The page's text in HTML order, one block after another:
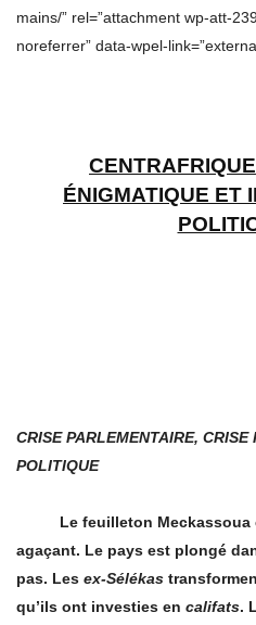
mains/” rel=”attachment wp-att-
noreferrer” data-wpel-
CENTRAFRIQUE
ÉNIGMATIQUE ET
CRISE PARLEMENTAIRE,
POLITIQUE
Le feuilleton Meckassoua
agaçant. Le pays est plongé
pas. Les ex-Sélékas
qu’ils ont investies en califats.